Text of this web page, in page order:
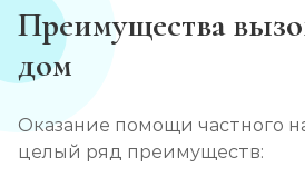
Преимущества
дом
Оказание помощи частного
целый ряд преимуществ: